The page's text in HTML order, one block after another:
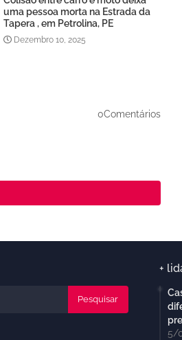
uma pessoa morta na Estrada da
Tapera , em Petrolina, PE
Dezembro 10, 2025
0Comentários
+
5/